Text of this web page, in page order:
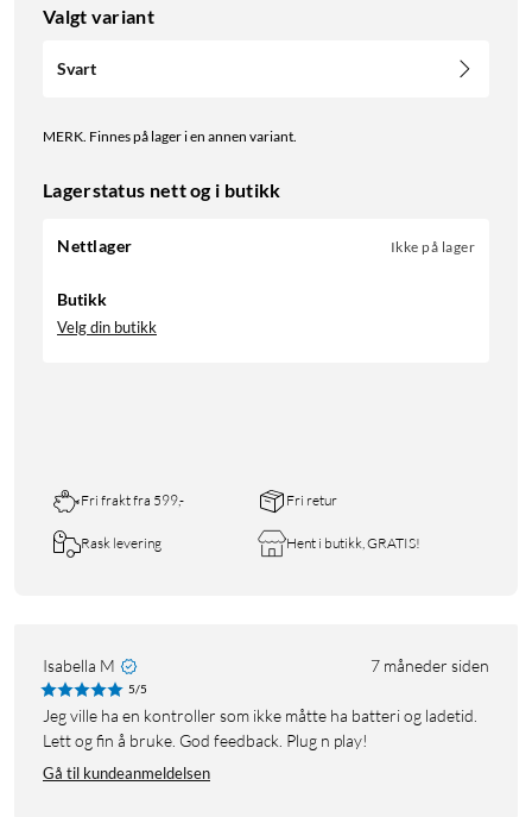
Valgt variant
Svart
MERK. Finnes på lager i en annen variant.
Lagerstatus nett og i butikk
Nettlager Ikke på lager
Butikk
Velg din butikk
Fri frakt fra 599,- Fri retur
Rask levering Hent i butikk, GRATIS!
Isabella M 7 måneder siden
5/5
Jeg ville ha en kontroller som ikke måtte ha batteri og ladetid.
Lett og fin å bruke. God feedback. Plug n play!
Gå til kundeanmeldelsen